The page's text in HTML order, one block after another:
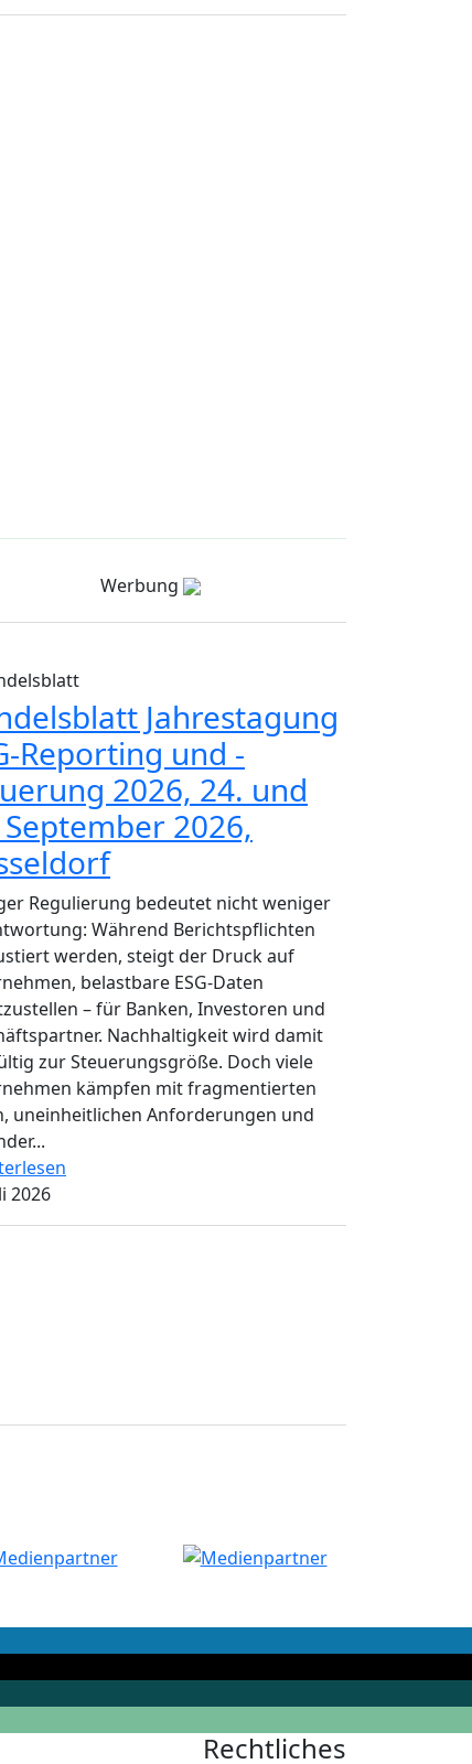
Werbung
Jahrestagung
Reporting und -
2026, 24. und
2026,
Regulierung bedeutet nicht weniger
Während Berichtspflichten
werden, steigt der Druck auf
belastbare ESG-Daten
– für Banken, Investoren und
Nachhaltigkeit wird damit
zur Steuerungsgröße. Doch viele
kämpfen mit fragmentierten
uneinheitlichen Anforderungen und
2026
Rechtliches